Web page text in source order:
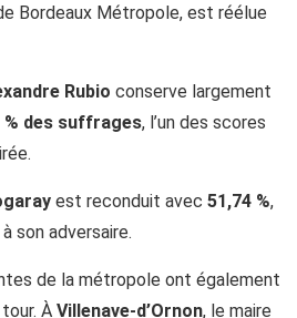
Bordeaux Métropole, est réélue
Rubio conserve largement
% des suffrages, l’un des scores
est reconduit avec 51,74 %,
son adversaire.
de la métropole ont également
À Villenave-d’Ornon, le maire